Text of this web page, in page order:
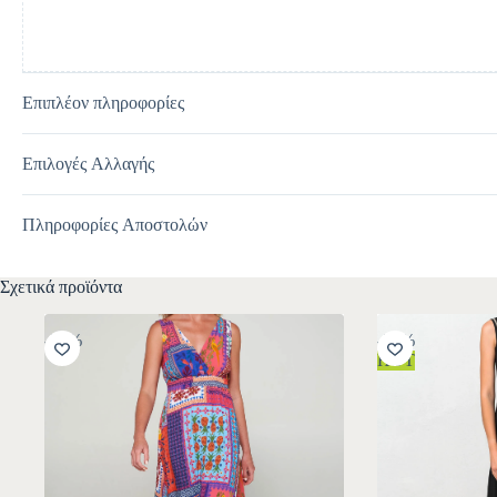
Επιπλέον πληροφορίες
Επιλογές Αλλαγής
Πληροφορίες Αποστολών
Σχετικά προϊόντα
-30%
-30%
HOT